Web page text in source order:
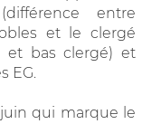
entre
et le clergé
et bas clergé) et
EG.
qui marque le